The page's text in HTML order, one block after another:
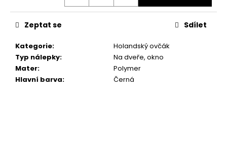
Kategorie:
Holandský ovčák
Typ nálepky:
Na dveře, okno
Mater:
Polymer
Hlavní barva: Černá
Zeptat se Sdílet
m
e
SET
TLAPEK
259